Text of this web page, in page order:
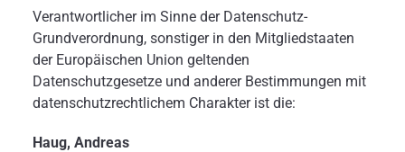
Verantwortlicher im Sinne der Datenschutz-
Grundverordnung, sonstiger in den Mitgliedstaaten
der Europäischen Union geltenden
Datenschutzgesetze und anderer Bestimmungen mit
datenschutzrechtlichem Charakter ist die:
Haug, Andreas